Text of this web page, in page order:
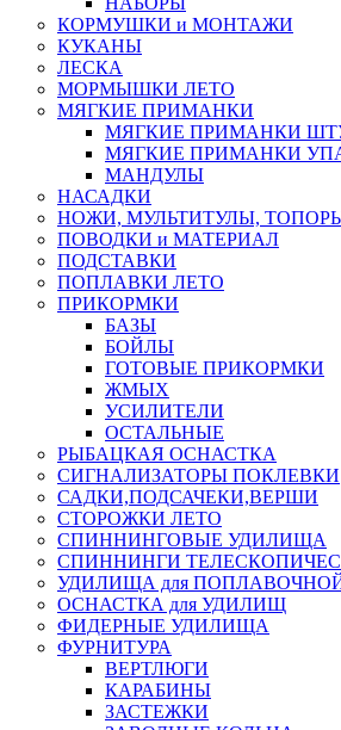
КОРМУШКИ и МОНТАЖИ
КУКАНЫ
ЛЕСКА
МОРМЫШКИ ЛЕТО
МЯГКИЕ ПРИМАНКИ
МЯГКИЕ ПРИМАНКИ
МЯГКИЕ ПРИМАНКИ
МАНДУЛЫ
НАСАДКИ
НОЖИ, МУЛЬТИТУЛЫ,
ПОВОДКИ и МАТЕРИАЛ
ПОДСТАВКИ
ПОПЛАВКИ ЛЕТО
ПРИКОРМКИ
БАЗЫ
БОЙЛЫ
ГОТОВЫЕ ПРИКОРМКИ
ЖМЫХ
УСИЛИТЕЛИ
ОСТАЛЬНЫЕ
РЫБАЦКАЯ ОСНАСТКА
СИГНАЛИЗАТОРЫ ПОКЛЕВКИ
САДКИ,ПОДСАЧЕКИ,ВЕРШИ
СТОРОЖКИ ЛЕТО
СПИННИНГОВЫЕ УДИЛИЩА
СПИННИНГИ
УДИЛИЩА для
ОСНАСТКА для УДИЛИЩ
ФИДЕРНЫЕ УДИЛИЩА
ФУРНИТУРА
ВЕРТЛЮГИ
КАРАБИНЫ
ЗАСТЕЖКИ